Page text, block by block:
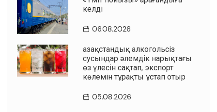
келді
06.08.2026
Қазақстандық алкогольсіз
сусындар әлемдік нарықтағы
өз үлесін сақтап, экспорт
көлемін тұрақты ұстап отыр
05.08.2026